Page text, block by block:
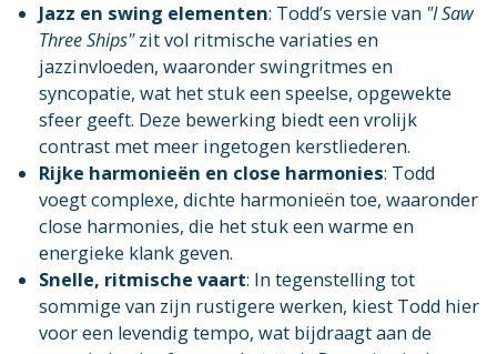
Jazz en swing elementen: Todd’s versie van "I Saw
Three Ships"zit vol ritmische variaties en
jazzinvloeden, waaronder swingritmes en
syncopatie, wat het stuk een speelse, opgewekte
sfeer geeft. Deze bewerking biedt een vrolijk
contrast met meer ingetogen kerstliederen.
Rijke harmonieën en close harmonies: Todd
voegt complexe, dichte harmonieën toe, waaronder
close harmonies, die het stuk een warme en
energieke klank geven.
Snelle, ritmische vaart: In tegenstelling tot
sommige van zijn rustigere werken, kiest Todd hier
voor een levendig tempo, wat bijdraagt aan de